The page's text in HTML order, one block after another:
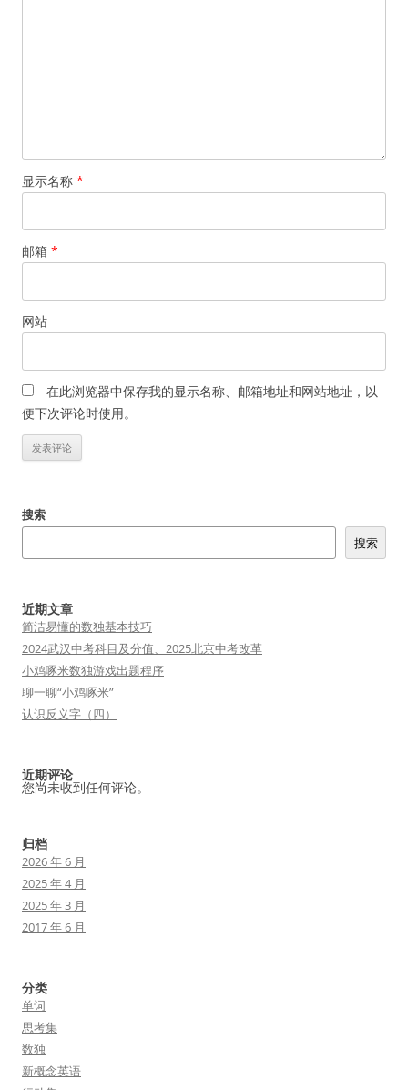
显示名称 *
邮箱 *
网站
在此浏览器中保存我的显示名称、邮箱地址和网站地址，以
便下次评论时使用。
搜索
搜索
近期文章
简洁易懂的数独基本技巧
2024武汉中考科目及分值、2025北京中考改革
小鸡啄米数独游戏出题程序
聊一聊“小鸡啄米”
认识反义字（四）
近期评论
您尚未收到任何评论。
归档
2026 年 6 月
2025 年 4 月
2025 年 3 月
2017 年 6 月
分类
单词
思考集
数独
新概念英语